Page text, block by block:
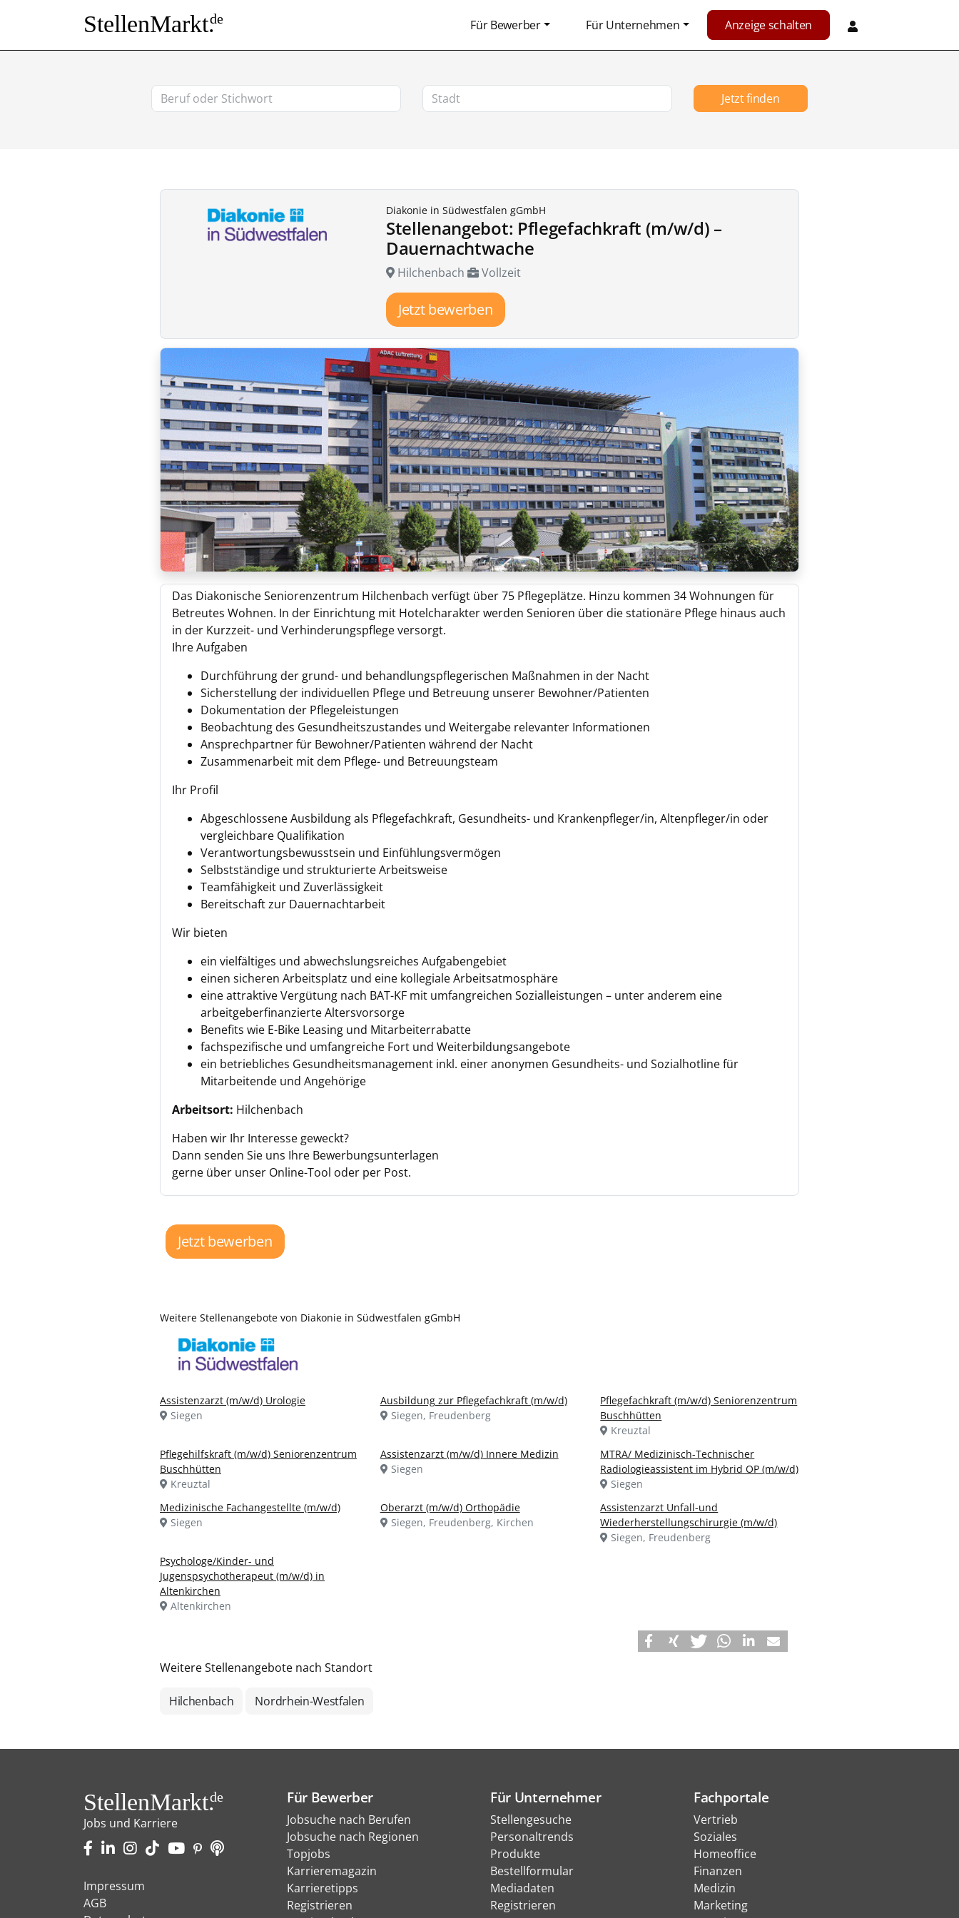
StellenMarkt.de Für Bewerber Für Unternehmen Anzeige schalten
Jetzt finden
Diakonie in Südwestfalen gGmbH
Stellenangebot: Pflegefachkraft (m/w/d) –
Dauernachtwache
Hilchenbach Vollzeit
Jetzt bewerben
Das Diakonische Seniorenzentrum Hilchenbach verfügt über 75 Pflegeplätze. Hinzu kommen 34 Wohnungen für
Betreutes Wohnen. In der Einrichtung mit Hotelcharakter werden Senioren über die stationäre Pflege hinaus auch
in der Kurzzeit- und Verhinderungspflege versorgt.
Ihre Aufgaben
Durchführung der grund- und behandlungspflegerischen Maßnahmen in der Nacht
Sicherstellung der individuellen Pflege und Betreuung unserer Bewohner/Patienten
Dokumentation der Pflegeleistungen
Beobachtung des Gesundheitszustandes und Weitergabe relevanter Informationen
Ansprechpartner für Bewohner/Patienten während der Nacht
Zusammenarbeit mit dem Pflege- und Betreuungsteam
Ihr Profil
Abgeschlossene Ausbildung als Pflegefachkraft, Gesundheits- und Krankenpfleger/in, Altenpfleger/in oder
vergleichbare Qualifikation
Verantwortungsbewusstsein und Einfühlungsvermögen
Selbstständige und strukturierte Arbeitsweise
Teamfähigkeit und Zuverlässigkeit
Bereitschaft zur Dauernachtarbeit
Wir bieten
ein vielfältiges und abwechslungsreiches Aufgabengebiet
einen sicheren Arbeitsplatz und eine kollegiale Arbeitsatmosphäre
eine attraktive Vergütung nach BAT-KF mit umfangreichen Sozialleistungen – unter anderem eine
arbeitgeberfinanzierte Altersvorsorge
Benefits wie E-Bike Leasing und Mitarbeiterrabatte
fachspezifische und umfangreiche Fort und Weiterbildungsangebote
ein betriebliches Gesundheitsmanagement inkl. einer anonymen Gesundheits- und Sozialhotline für
Mitarbeitende und Angehörige
Arbeitsort: Hilchenbach
Haben wir Ihr Interesse geweckt?
Dann senden Sie uns Ihre Bewerbungsunterlagen
gerne über unser Online-Tool oder per Post.
Jetzt bewerben
Weitere Stellenangebote von Diakonie in Südwestfalen gGmbH
Assistenzarzt (m/w/d) Urologie
Siegen
Ausbildung zur Pflegefachkraft (m/w/d)
Siegen, Freudenberg
Pflegefachkraft (m/w/d) Seniorenzentrum
Buschhütten
Kreuztal
Pflegehilfskraft (m/w/d) Seniorenzentrum
Buschhütten
Kreuztal
Assistenzarzt (m/w/d) Innere Medizin
Siegen
MTRA/ Medizinisch-Technischer
Radiologieassistent im Hybrid OP (m/w/d)
Siegen
Medizinische Fachangestellte (m/w/d)
Siegen
Oberarzt (m/w/d) Orthopädie
Siegen, Freudenberg, Kirchen
Assistenzarzt Unfall-und
Wiederherstellungschirurgie (m/w/d)
Siegen, Freudenberg
Psychologe/Kinder- und
Jugenspsychotherapeut (m/w/d) in
Altenkirchen
Altenkirchen
Weitere Stellenangebote nach Standort
Hilchenbach Nordrhein-Westfalen
StellenMarkt.de
Jobs und Karriere
Impressum
AGB
Für Bewerber
Jobsuche nach Berufen
Jobsuche nach Regionen
Topjobs
Karrieremagazin
Karrieretipps
Registrieren
Für Unternehmer
Stellengesuche
Personaltrends
Produkte
Bestellformular
Mediadaten
Registrieren
Fachportale
Vertrieb
Soziales
Homeoffice
Finanzen
Medizin
Marketing